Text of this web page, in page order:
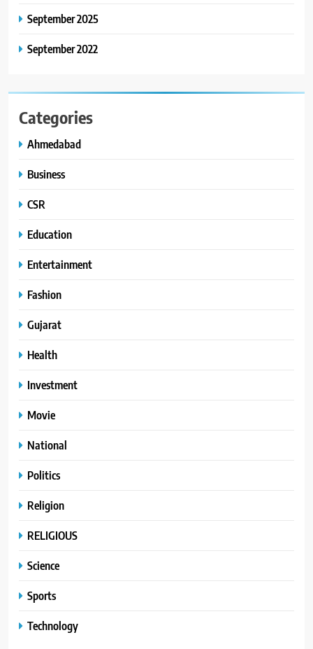
September 2025
September 2022
Categories
Ahmedabad
Business
CSR
Education
Entertainment
Fashion
Gujarat
Health
Investment
Movie
National
Politics
Religion
RELIGIOUS
Science
Sports
Technology